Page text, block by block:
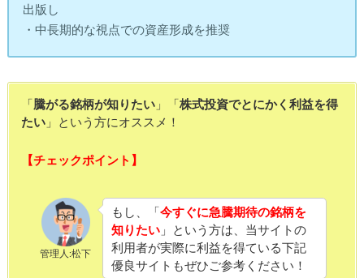
出版し
・中長期的な視点での資産形成を推奨
「騰がる銘柄が知りたい」「株式投資でとにかく利益を得
たい」という方にオススメ！
【チェックポイント】
管理人:松下
もし、「今すぐに急騰期待の銘柄を
知りたい」という方は、当サイトの
利用者が実際に利益を得ている下記
優良サイトもぜひご参考ください！